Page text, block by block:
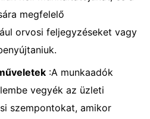
megfelelő
orvosi feljegyzéseket vagy
:A munkaadók
vegyék az üzleti
szempontokat, amikor